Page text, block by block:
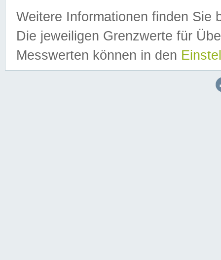
Weitere Informationen finden Sie
Die jeweiligen Grenzwerte für
Messwerten können in den